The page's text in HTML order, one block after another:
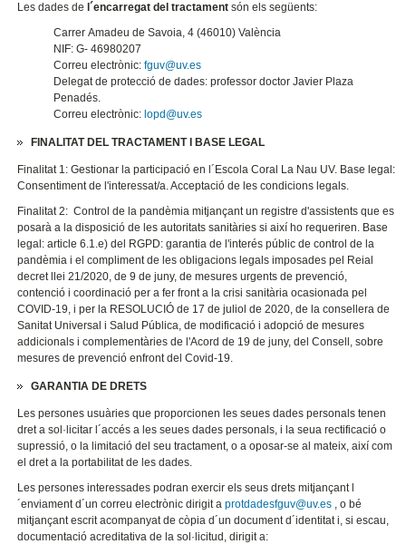
Les dades de l´encarregat del tractament són els següents:
Carrer Amadeu de Savoia, 4 (46010) València
NIF: G- 46980207
Correu electrònic:fguv@uv.es
Delegat de protecció de dades: professor doctor Javier Plaza
Penadés.
Correu electrònic: lopd@uv.es
FINALITAT DEL TRACTAMENT I BASE LEGAL
Finalitat 1: Gestionar la participació en l´Escola Coral La Nau UV. Base legal:
Consentiment de l'interessat/a. Acceptació de les condicions legals.
Finalitat 2: Control de la pandèmia mitjançant un registre d'assistents que es
posarà a la disposició de les autoritats sanitàries si així ho requeriren. Base
legal: article 6.1.e) del RGPD: garantia de l'interés públic de control de la
pandèmia i el compliment de les obligacions legals imposades pel Reial
decret llei 21/2020, de 9 de juny, de mesures urgents de prevenció,
contenció i coordinació per a fer front a la crisi sanitària ocasionada pel
COVID-19, i per la RESOLUCIÓ de 17 de juliol de 2020, de la consellera de
Sanitat Universal i Salud Pública, de modificació i adopció de mesures
addicionals i complementàries de l'Acord de 19 de juny, del Consell, sobre
mesures de prevenció enfront del Covid-19.
GARANTIA DE DRETS
Les persones usuàries que proporcionen les seues dades personals tenen
dret a sol·licitar l´accés a les seues dades personals, i la seua rectificació o
supressió, o la limitació del seu tractament, o a oposar-se al mateix, així com
el dret a la portabilitat de les dades.
Les persones interessades podran exercir els seus drets mitjançant l
´enviament d´un correu electrònic dirigit aprotdadesfguv@uv.es , o bé
mitjançant escrit acompanyat de còpia d´un document d´identitat i, si escau,
documentació acreditativa de la sol·licitud, dirigit a: